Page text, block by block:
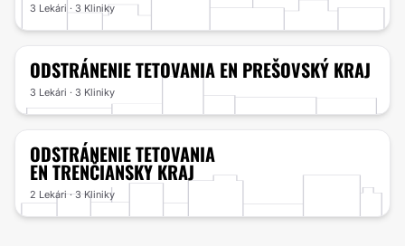
3 Lekári · 3 Kliniky
ODSTRÁNENIE TETOVANIA EN PREŠOVSKÝ KRAJ
3 Lekári · 3 Kliniky
ODSTRÁNENIE TETOVANIA
EN TRENČIANSKY KRAJ
2 Lekári · 3 Kliniky